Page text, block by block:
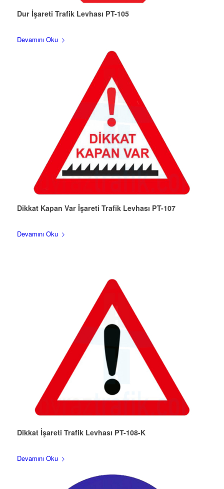
Dur İşareti Trafik Levhası PT-105
Devamını Oku
Dikkat Kapan Var İşareti Trafik Levhası PT-107
Devamını Oku
Dikkat İşareti Trafik Levhası PT-108-K
Devamını Oku